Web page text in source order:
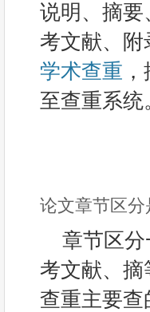
说明、摘
考文献、
学术查重
至查重系统
论文章节区分
章节区
考文献、
查重主要